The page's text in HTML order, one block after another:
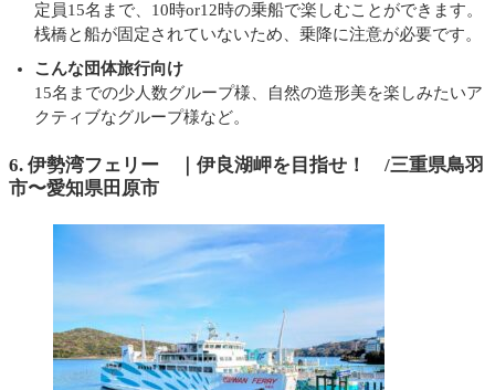
定員15名まで、10時or12時の乗船で楽しむことができます。
桟橋と船が固定されていないため、乗降に注意が必要です。
こんな団体旅行向け
15名までの少人数グループ様、自然の造形美を楽しみたいア
クティブなグループ様など。
6. 伊勢湾フェリー ｜伊良湖岬を目指せ！ /三重県鳥羽
市〜愛知県田原市